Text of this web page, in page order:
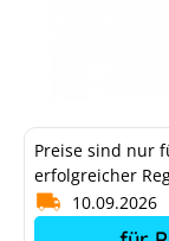
Preise sind nur
erfolgreicher
10.09.2026